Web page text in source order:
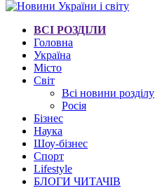
ВСІ РОЗДІЛИ
Головна
Україна
Місто
Світ
Всі новини розділу
Росія
Бізнес
Наука
Шоу-бізнес
Спорт
Lifestyle
БЛОГИ ЧИТАЧІВ